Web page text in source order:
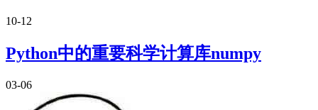
10-12
Python中的重要科学计算库numpy
03-06